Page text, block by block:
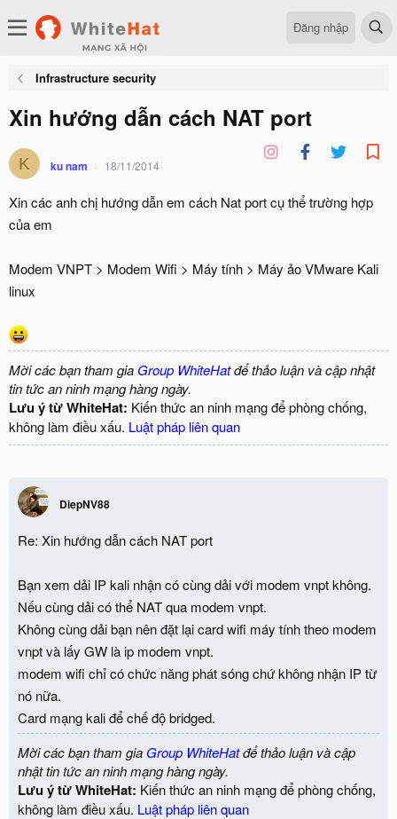
Đăng nhập
Infrastructure security
Xin hướng dẫn cách NAT port
K ku nam 18/11/2014
Xin các anh chị hướng dẫn em cách Nat port cụ thể trường hợp
của em
Modem VNPT > Modem Wifi > Máy tính > Máy ảo VMware Kali
linux
Mời các bạn tham gia Group WhiteHatđể thảo luận và cập nhật
tin tức an ninh mạng hàng ngày.
Lưu ý từ WhiteHat: Kiến thức an ninh mạng để phòng chống,
không làm điều xấu. Luật pháp liên quan
DiepNV88
Re: Xin hướng dẫn cách NAT port
Bạn xem dải IP kali nhận có cùng dải với modem vnpt không.
Nếu cùng dải có thể NAT qua modem vnpt.
Không cùng dải bạn nên đặt lại card wifi máy tính theo modem
vnpt và lấy GW là ip modem vnpt.
modem wifi chỉ có chức năng phát sóng chứ không nhận IP từ
nó nữa.
Card mạng kali để chế độ bridged.
Mời các bạn tham gia Group WhiteHatđể thảo luận và cập
nhật tin tức an ninh mạng hàng ngày.
Lưu ý từ WhiteHat: Kiến thức an ninh mạng để phòng chống,
không làm điều xấu. Luật pháp liên quan